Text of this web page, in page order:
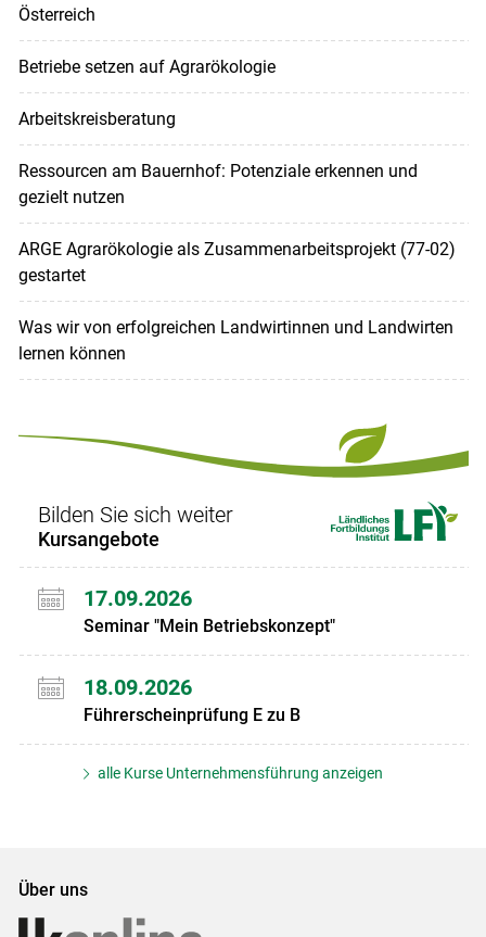
Österreich
Betriebe setzen auf Agrarökologie
Arbeitskreisberatung
Ressourcen am Bauernhof: Potenziale erkennen und
gezielt nutzen
ARGE Agrarökologie als Zusammenarbeitsprojekt (77-02)
gestartet
Was wir von erfolgreichen Landwirtinnen und Landwirten
lernen können
Bilden Sie sich weiter
Kursangebote
17.09.2026
Seminar "Mein Betriebskonzept"
18.09.2026
Führerscheinprüfung E zu B
alle Kurse Unternehmensführung anzeigen
Über uns